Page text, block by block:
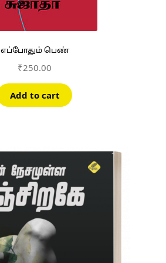
எப்போதும் பெண்
₹250.00
Add to cart